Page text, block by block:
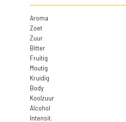
Aroma
Zoet
Zuur
Bitter
Fruitig
Moutig
Kruidig
Body
Koolzuur
Alcohol
Intensit.